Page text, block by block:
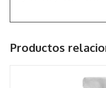
Productos